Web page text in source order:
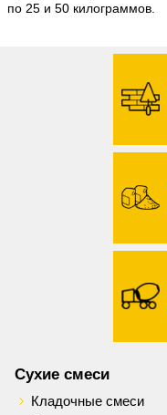
по 25 и 50 килограммов.
Сухие смеси
Кладочные смеси